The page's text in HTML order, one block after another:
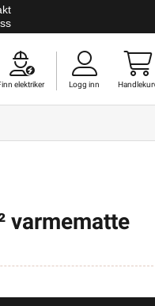
elektriker Logg inn
varmematte